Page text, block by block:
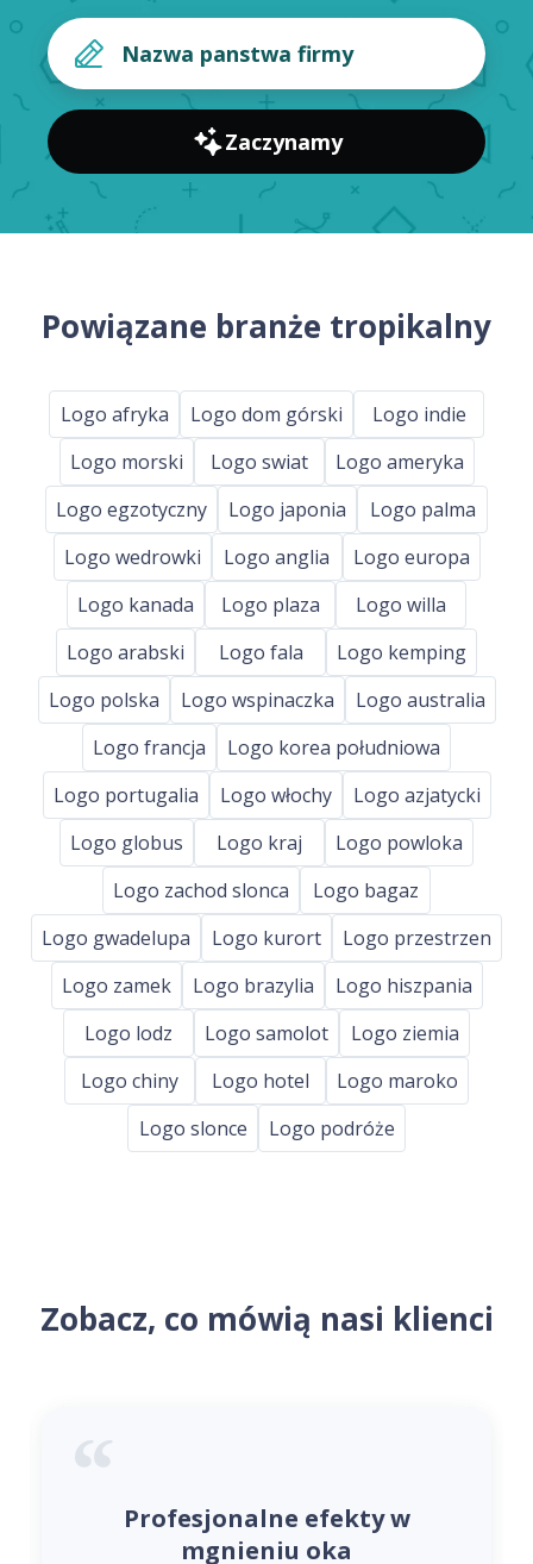
Zaczynamy
Powiązane branże tropikalny
Logo afryka Logo dom górski
Logo indie
Logo morski
Logo swiat
Logo ameryka
Logo egzotyczny
Logo japonia
Logo palma
Logo wedrowki
Logo anglia
Logo europa
Logo kanada
Logo plaza
Logo willa
Logo arabski
Logo fala
Logo kemping
Logo polska
Logo wspinaczka
Logo australia
Logo francja
Logo korea południowa
Logo portugalia
Logo włochy
Logo azjatycki
Logo globus
Logo kraj
Logo powloka
Logo zachod slonca
Logo bagaz
Logo gwadelupa
Logo kurort
Logo przestrzen
Logo zamek
Logo brazylia
Logo hiszpania
Logo lodz
Logo samolot
Logo ziemia
Logo chiny
Logo hotel
Logo maroko
Logo slonce
Logo podróże
Zobacz, co mówią nasi klienci
Profesjonalne efekty w
mgnieniu oka